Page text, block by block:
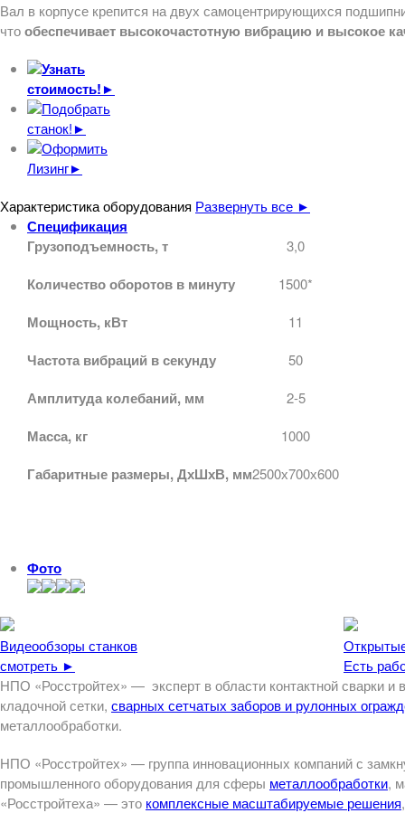
Вал в корпусе крепится на двух самоцентрирующихся
чтообеспечивает высокочастотную вибрацию и высокое
Узнать
стоимость!►
Подобрать
станок!►
Оформить
Лизинг►
Характеристика оборудования Развернуть все ►
Спецификация
Грузоподъемность, т
3,0
Количество оборотов в минуту 1500*
Мощность, кВт 11
Частота вибраций в секунду 50
Амплитуда колебаний, мм 2-5
Масса, кг 1000
Габаритные размеры, ДхШхВ, мм2500х700х600
Фото
Видеообзоры станков
смотреть ►
Есть
НПО «Росстройтех» — эксперт в области контактной сварки и
кладочной сетки, сварных сетчатых заборов и рулонных
металлообработки.
НПО «Росстройтех» — группа инновационных компаний с
промышленного оборудования для сферы металлообработки,
«Росстройтеха» — это комплексные масштабируемые решения